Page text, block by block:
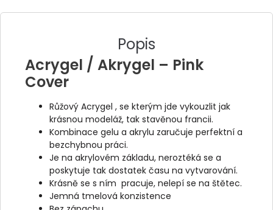
Popis
Acrygel / Akrygel – Pink
Cover
Růžový Acrygel , se kterým jde vykouzlit jak
krásnou modeláž, tak stavěnou francii.
Kombinace gelu a akrylu zaručuje perfektní a
bezchybnou práci.
Je na akrylovém základu, neroztéká se a
poskytuje tak dostatek času na vytvarování.
Krásně se s ním pracuje, nelepí se na štětec.
Jemná tmelová konzistence